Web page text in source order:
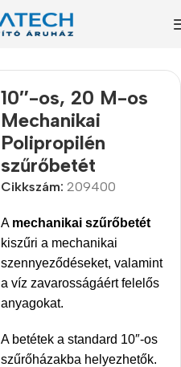
10″-os, 20 M-os
Mechanikai
Polipropilén
szűrőbetét
Cikkszám: 209400
A mechanikai szűrőbetét
kiszűri a mechanikai
szennyeződéseket, valamint
a víz zavarosságáért felelős
anyagokat.
A betétek a standard 10″-os
szűrőházakba helyezhetők.